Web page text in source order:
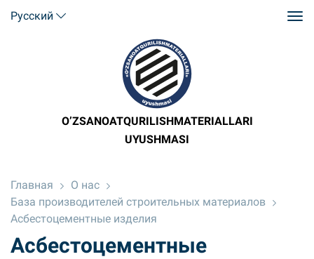
Русский
O’ZSANOATQURILISHMATERIALLARI
UYUSHMASI
Главная
О нас
База производителей строительных материалов
Асбестоцементные изделия
Асбестоцементные